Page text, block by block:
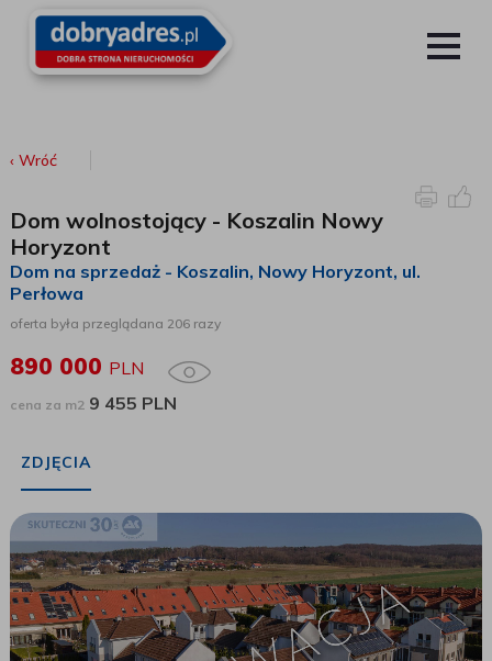
‹ Wróć
Dom wolnostojący - Koszalin Nowy
Horyzont
Dom na sprzedaż - Koszalin, Nowy Horyzont, ul.
Perłowa
oferta była przeglądana 206 razy
890 000 PLN
cena za m29 455 PLN
ZDJĘCIA